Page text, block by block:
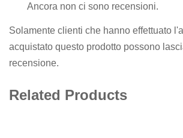
Ancora non ci sono recensioni.
Solamente clienti che hanno effettuato
acquistato questo prodotto possono
recensione.
Related Products